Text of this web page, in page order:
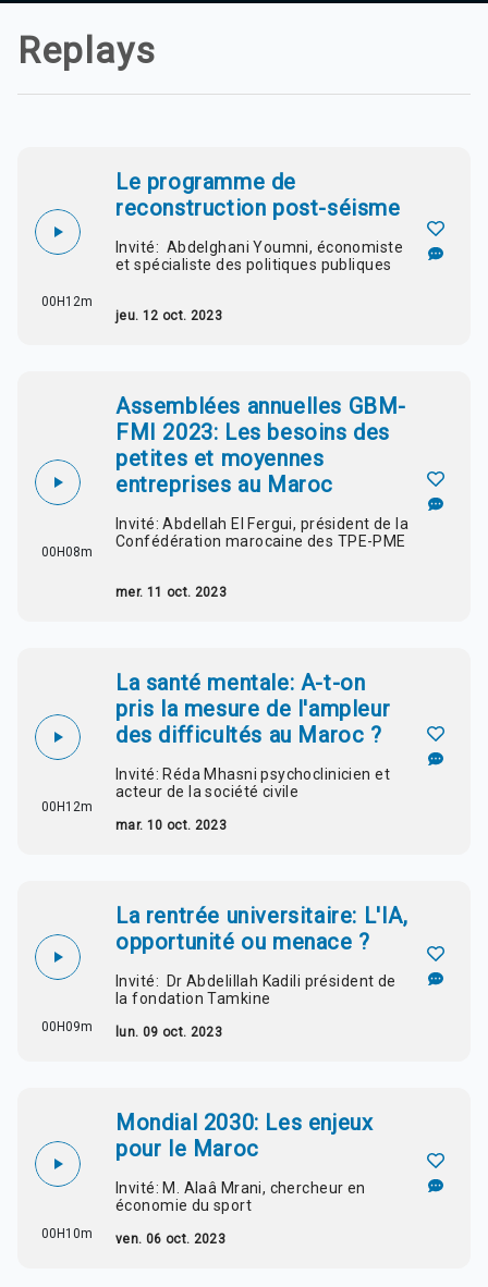
Replays
00H12m
Le programme de
reconstruction post-séisme
Invité: Abdelghani Youmni, économiste
et spécialiste des politiques publiques
jeu. 12 oct. 2023
00H08m
Assemblées annuelles GBM-
FMI 2023: Les besoins des
petites et moyennes
entreprises au Maroc
Invité: Abdellah El Fergui, président de la
Confédération marocaine des TPE-PME
mer. 11 oct. 2023
00H12m
La santé mentale: A-t-on
pris la mesure de l'ampleur
des difficultés au Maroc ?
Invité: Réda Mhasni psychoclinicien et
acteur de la société civile
mar. 10 oct. 2023
00H09m
La rentrée universitaire: L'IA,
opportunité ou menace ?
Invité: Dr Abdelillah Kadili président de
la fondation Tamkine
lun. 09 oct. 2023
00H10m
Mondial 2030: Les enjeux
pour le Maroc
Invité: M. Alaâ Mrani, chercheur en
économie du sport
ven. 06 oct. 2023